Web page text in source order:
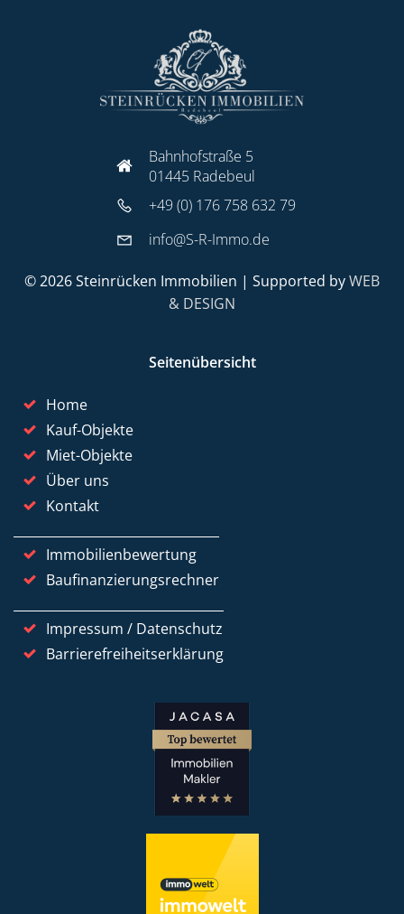
Bahnhofstraße 5
01445 Radebeul
+49 (0) 176 758 632 79
info@S-R-Immo.de
© 2026 Steinrücken Immobilien | Supported byWEB
& DESIGN
Seitenübersicht
Home
Kauf-Objekte
Miet-Objekte
Über uns
Kontakt
Immobilienbewertung
Baufinanzierungsrechner
Impressum / Datenschutz
Barrierefreiheitserklärung